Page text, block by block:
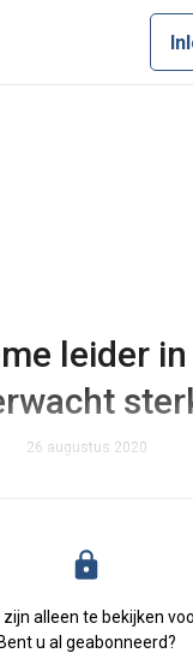
leider
26 augustus 2020
alleen te bekijken
Bent u al geabonneerd?